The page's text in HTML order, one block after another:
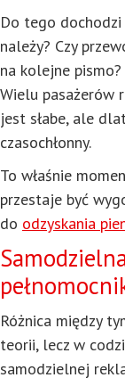
Do tego dochodzi
należy? Czy
na kolejne
Wielu pasażerów
jest słabe, ale
czasochłonny.
To właśnie
przestaje być
do odzyskania
Różnica między
teorii, lecz w
samodzielnej